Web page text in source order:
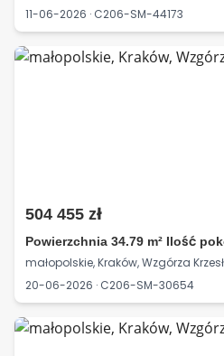
11-06-2026 · C206-SM-44173
504 455 zł
Powierzchnia 34.79 m² Ilość
małopolskie, Kraków, Wzgórza
20-06-2026 · C206-SM-30654